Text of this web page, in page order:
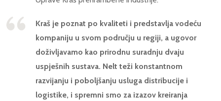
Kraš je poznat po kvaliteti i predstavlja vodeću
kompaniju u svom području u regiji, a ugovor
doživljavamo kao prirodnu suradnju dvaju
uspješnih sustava. Nelt teži konstantnom
razvijanju i poboljšanju usluga distribucije i
logistike, i spremni smo za izazov kreiranja